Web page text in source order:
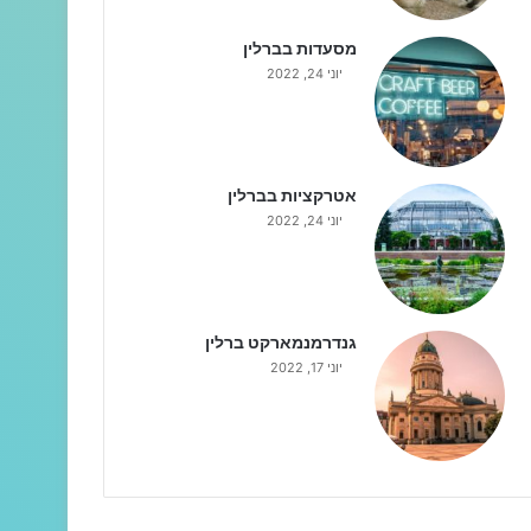
מסעדות בברלין
יוני 24, 2022
אטרקציות בברלין
יוני 24, 2022
גנדרמנמארקט ברלין
יוני 17, 2022